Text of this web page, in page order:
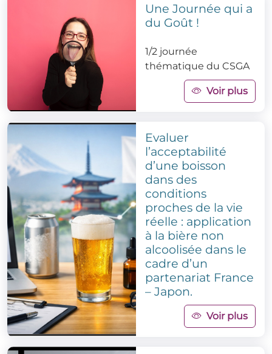
Une Journée qui a
du Goût !
1/2 journée
thématique du CSGA
Voir plus
Evaluer
l’acceptabilité
d’une boisson
dans des
conditions
proches de la vie
réelle : application
à la bière non
alcoolisée dans le
cadre d’un
partenariat France
– Japon.
Voir plus